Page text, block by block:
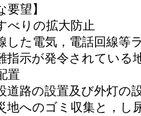
要望】
べりの拡大防止
した電気，電話回線等
指示が発令されてい
置
道路の設置及び外灯の
地へのゴミ収集と，し